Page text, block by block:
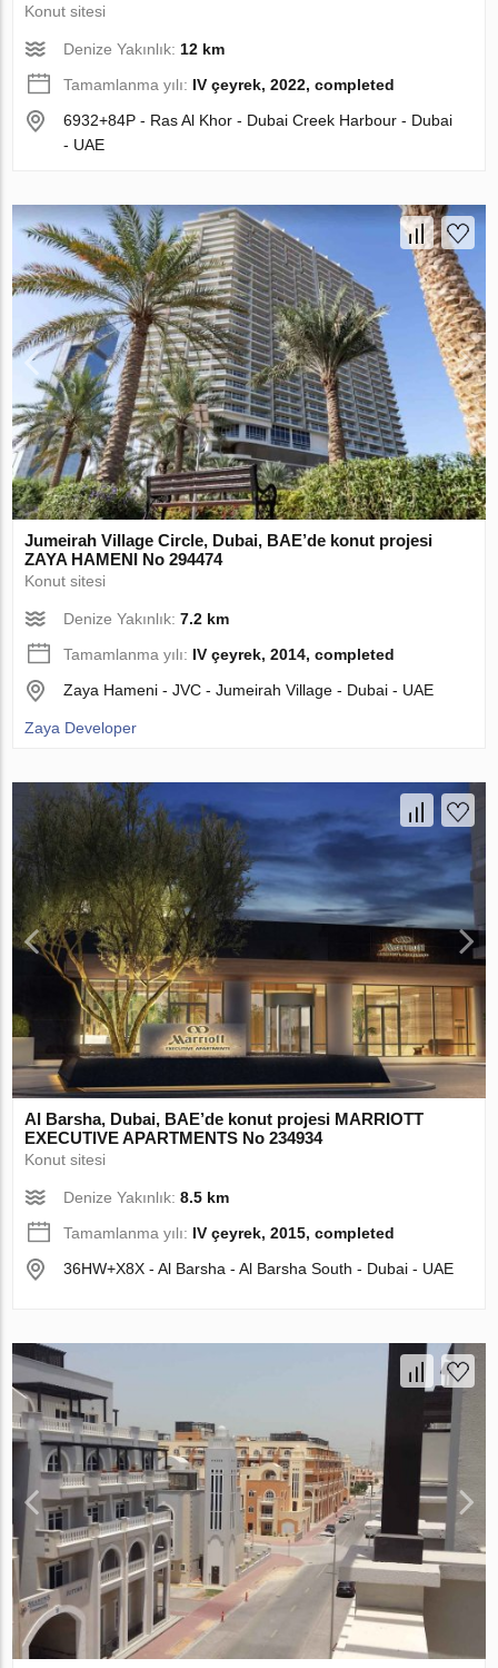
Konut sitesi
Denize Yakınlık: 12 km
Tamamlanma yılı: IV çeyrek, 2022, completed
6932+84P - Ras Al Khor - Dubai Creek Harbour - Dubai
- UAE
Jumeirah Village Circle, Dubai, BAE’de konut projesi
ZAYA HAMENI No 294474
Konut sitesi
Denize Yakınlık:7.2 km
Tamamlanma yılı: IV çeyrek, 2014, completed
Zaya Hameni - JVC - Jumeirah Village - Dubai - UAE
Zaya Developer
Al Barsha, Dubai, BAE’de konut projesi MARRIOTT
EXECUTIVE APARTMENTS No 234934
Konut sitesi
Denize Yakınlık:8.5 km
Tamamlanma yılı: IV çeyrek, 2015, completed
36HW+X8X - Al Barsha - Al Barsha South - Dubai - UAE